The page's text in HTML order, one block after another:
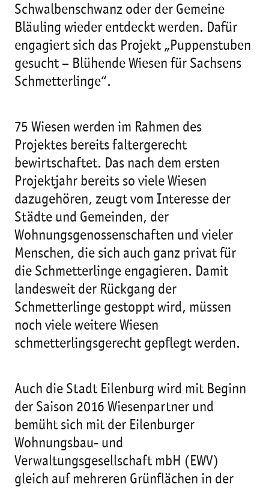
Schwalbenschwanz oder der Gemeine
Bläuling wieder entdeckt werden. Dafür
engagiert sich das Projekt „Puppenstuben
gesucht – Blühende Wiesen für Sachsens
Schmetterlinge“.
75 Wiesen werden im Rahmen des
Projektes bereits faltergerecht
bewirtschaftet. Das nach dem ersten
Projektjahr bereits so viele Wiesen
dazugehören, zeugt vom Interesse der
Städte und Gemeinden, der
Wohnungsgenossenschaften und vieler
Menschen, die sich auch ganz privat für
die Schmetterlinge engagieren. Damit
landesweit der Rückgang der
Schmetterlinge gestoppt wird, müssen
noch viele weitere Wiesen
schmetterlingsgerecht gepflegt werden.
Auch die Stadt Eilenburg wird mit Beginn
der Saison 2016 Wiesenpartner und
bemüht sich mit der Eilenburger
Wohnungsbau- und
Verwaltungsgesellschaft mbH (EWV)
gleich auf mehreren Grünflächen in der